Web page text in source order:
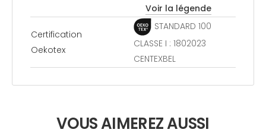
Voir la légende
Certification
Oekotex
STANDARD 100
CLASSE I : 1802023
CENTEXBEL
VOUS AIMEREZ AUSSI